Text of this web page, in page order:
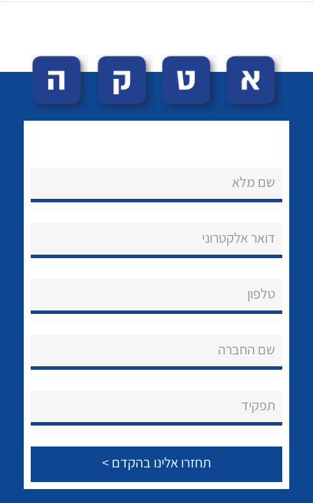
שאלות ותשובות
לכל מוצרי היצרן לכל מוצרי היצרן
לכל מוצרי היצרן לכל מוצרי היצרן
שם מלא
דואר אלקטרוני
טלפון
שם החברה
תפקיד